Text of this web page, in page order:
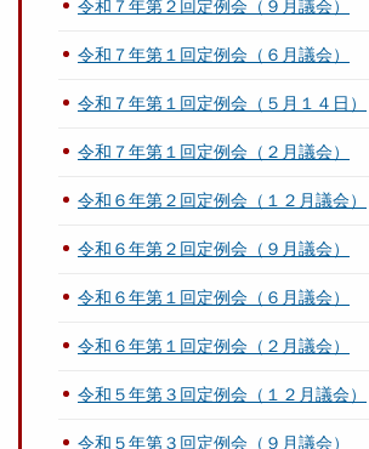
令和７年第２回定例会（９月議会）
令和７年第１回定例会（６月議会）
令和７年第１回定例会（５月１４日）
令和７年第１回定例会（２月議会）
令和６年第２回定例会（１２月議会）
令和６年第２回定例会（９月議会）
令和６年第１回定例会（６月議会）
令和６年第１回定例会（２月議会）
令和５年第３回定例会（１２月議会）
令和５年第３回定例会（９月議会）